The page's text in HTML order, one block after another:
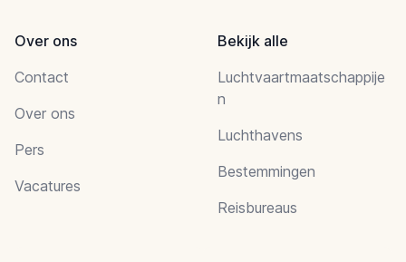
Over ons
Contact
Over ons
Pers
Vacatures
Bekijk alle
Luchtvaartmaatschappije
n
Luchthavens
Bestemmingen
Reisbureaus